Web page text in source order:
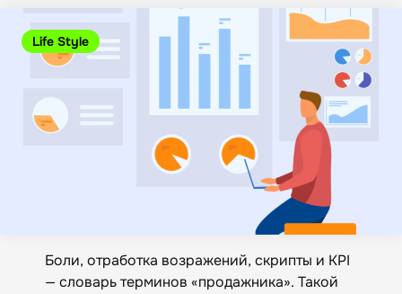
Life Style
Боли, отработка возражений, скрипты и KPI
— словарь терминов «продажника». Такой